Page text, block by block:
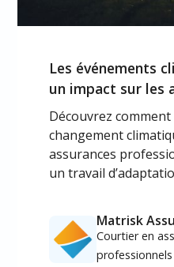
Les événements
un impact sur les
Découvrez
changement
assurances
un travail
Matrisk
Courtier en
professionnels